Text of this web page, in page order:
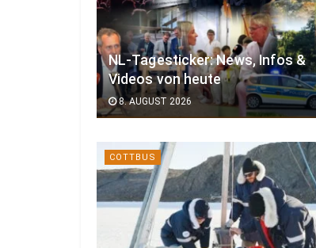
NL-Tagesticker: News, Infos &
Videos von heute
8. AUGUST 2026
COTTBUS